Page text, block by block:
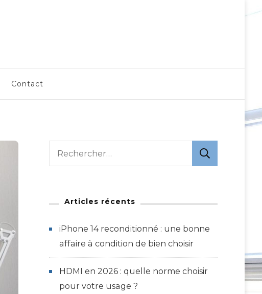
Contact
Rechercher :
Articles récents
iPhone 14 reconditionné : une bonne
affaire à condition de bien choisir
HDMI en 2026 : quelle norme choisir
pour votre usage ?